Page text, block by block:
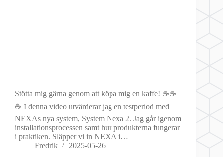
Stötta mig gärna genom att köpa mig en kaffe! ☕☕
☕ I denna video utvärderar jag en testperiod med
NEXAs nya system, System Nexa 2. Jag går igenom
installationsprocessen samt hur produkterna fungerar
i praktiken. Släpper vi in NEXA i…
Fredrik
2025-05-26